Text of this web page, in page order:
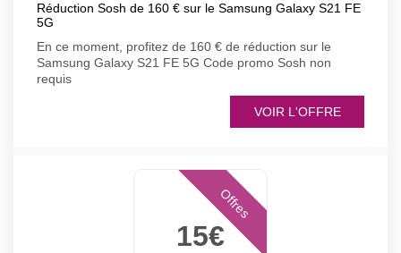
Réduction Sosh de 160 € sur le Samsung Galaxy S21 FE
5G
En ce moment, profitez de 160 € de réduction sur le
Samsung Galaxy S21 FE 5G Code promo Sosh non
requis
VOIR L'OFFRE
15€
Offres